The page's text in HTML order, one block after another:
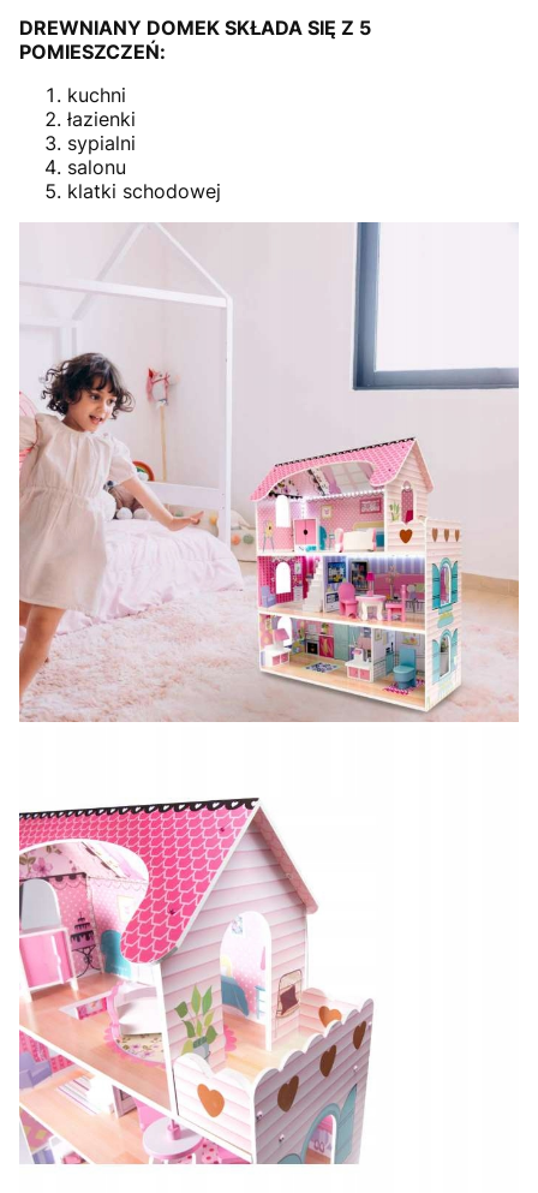
DREWNIANY DOMEK SKŁADA SIĘ Z 5
POMIESZCZEŃ:
kuchni
łazienki
sypialni
salonu
klatki schodowej